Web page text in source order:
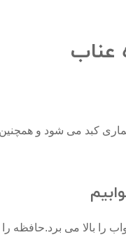
کبد می شود و همچنین
را بالا می برد.حافظه